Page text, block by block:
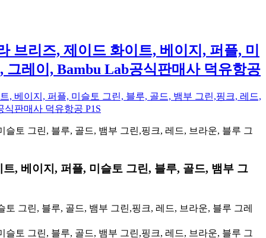
브리즈, 제이드 화이트, 베이지, 퍼플, 미
레이, Bambu Lab공식판매사 덕유항공
, 베이지, 퍼플, 미슬토 그린, 블루, 골드, 뱀부 그린,핑크, 레드,
판매사 덕유항공 P1S
, 베이지, 퍼플, 미슬토 그린, 블루, 골드, 뱀부 그
그린, 블루, 골드, 뱀부 그린,핑크, 레드, 브라운, 블루 그레